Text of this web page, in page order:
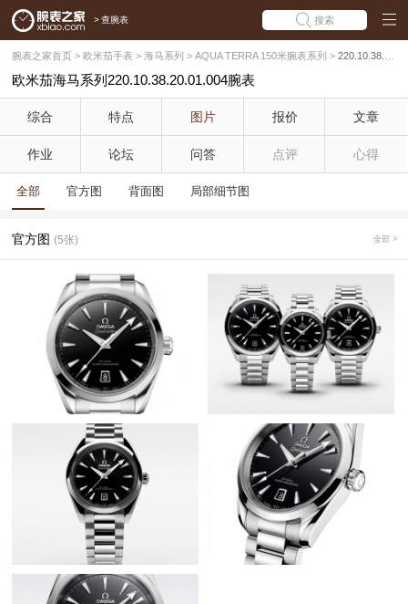
> 查腕表 搜索
腕表之家首页 > 欧米茄手表 > 海马系列 > AQUA TERRA 150米腕表系列 > 220.10.38.20.01.004
欧米茄海马系列220.10.38.20.01.004腕表
综合 特点 图片 报价 文章
作业 论坛 问答 点评 心得
全部 官方图 背面图 局部细节图
官方图 (5张) 全部 >